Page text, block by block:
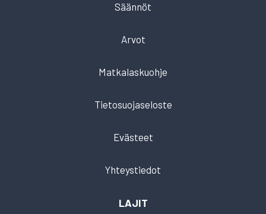
Säännöt
Arvot
Matkalaskuohje
Tietosuojaseloste
Evästeet
Yhteystiedot
LAJIT